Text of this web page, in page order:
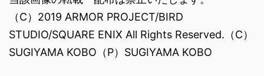
（C）2019 ARMOR PROJECT/BIRD
STUDIO/SQUARE ENIX All Rights Reserved.（C）
SUGIYAMA KOBO（P）SUGIYAMA KOBO